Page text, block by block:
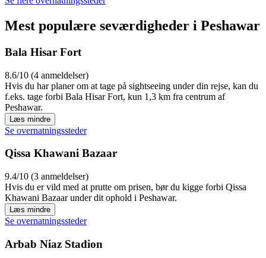
Mest populære seværdigheder i Peshawar
Bala Hisar Fort
8.6/10 (4 anmeldelser)
Hvis du har planer om at tage på sightseeing under din rejse, kan du
f.eks. tage forbi Bala Hisar Fort, kun 1,3 km fra centrum af
Peshawar.
Læs mindre
Se overnatningssteder
Qissa Khawani Bazaar
9.4/10 (3 anmeldelser)
Hvis du er vild med at prutte om prisen, bør du kigge forbi Qissa
Khawani Bazaar under dit ophold i Peshawar.
Læs mindre
Se overnatningssteder
Arbab Niaz Stadion